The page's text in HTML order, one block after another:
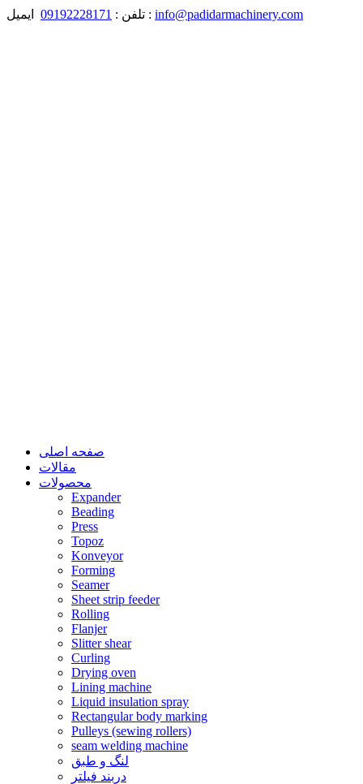
تلفن : 09192228171 ایمیل : info@padidarmachinery.com
صفحه اصلی
مقالات
محصولات
Expander
Beading
Press
Topoz
Konveyor
Forming
Seamer
Sheet strip feeder
Rolling
Flanjer
Slitter shear
Curling
Drying oven
Lining machine
Liquid insulation spray
Rectangular body marking
Pulleys (sewing rollers)
seam welding machine
لنگ و طبق
دربند فیلتر